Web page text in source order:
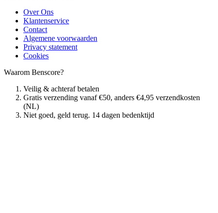
Over Ons
Klantenservice
Contact
Algemene voorwaarden
Privacy statement
Cookies
Waarom Benscore?
Veilig & achteraf betalen
Gratis verzending vanaf €50, anders €4,95 verzendkosten
(NL)
Niet goed, geld terug. 14 dagen bedenktijd